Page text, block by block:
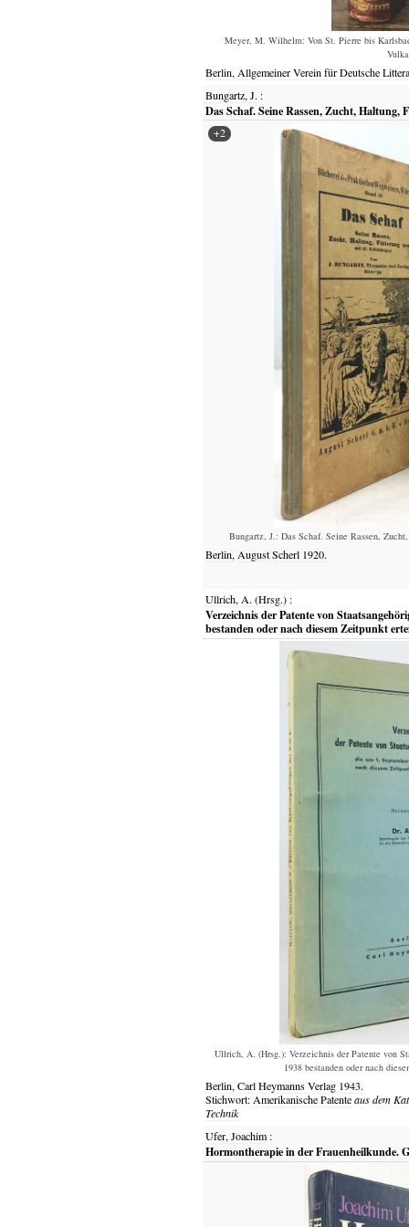
Meyer, M. Wilhelm: Von St. Pierre bis
Berlin, Allgemeiner Verein für Deutsche
Bungartz, J. :
Das Schaf. Seine Rassen, Zucht,
+2
Bungartz, J.: Das Schaf. Seine Rassen,
Berlin, August Scherl 1920.
Ullrich, A. (Hrsg.):
Verzeichnis der Patente von
bestanden oder nach diesem Zeitpunkt
Ullrich, A. (Hrsg.): Verzeichnis der Patente von
1938 bestanden oder nach
Berlin, Carl Heymanns Verlag 1943.
Stichwort:Amerikanische Patente aus dem
Technik
Ufer, Joachim:
Hormontherapie in der Frauenheilkunde.